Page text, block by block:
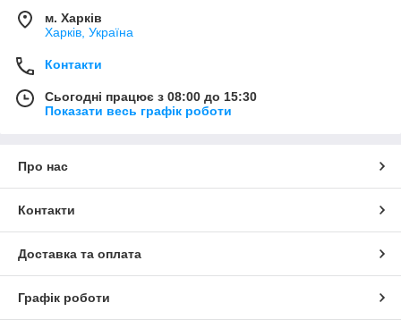
м. Харків
Харків, Україна
Контакти
Сьогодні працює з 08:00 до 15:30
Показати весь графік роботи
Про нас
Контакти
Доставка та оплата
Графік роботи